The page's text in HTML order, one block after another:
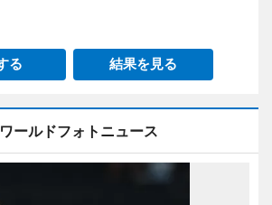
る 結果を見る
ワールドフォトニュース